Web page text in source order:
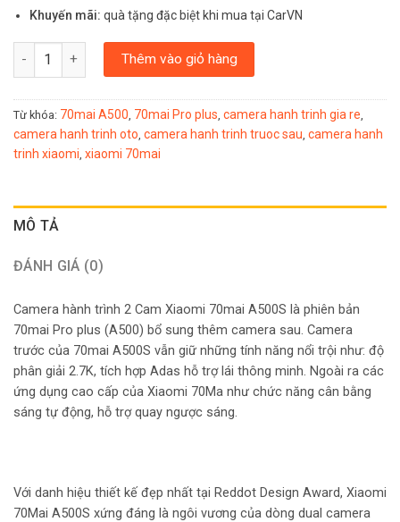
Khuyến mãi: quà tặng đặc biệt khi mua tại CarVN
CAMERA HÀNH TRÌNH XIAOMI 70MAI A500S - TÍCH HỢP CAM
Thêm vào giỏ hàng
Từ khóa: 70mai A500 70mai Pro plus camera hanh trinh gia re
camera hanh trinh oto camera hanh trinh truoc sau camera hanh
trinh xiaomi xiaomi 70mai
MÔ TẢ
ĐÁNH GIÁ (0)
Camera hành trình 2 Cam Xiaomi 70mai A500S là phiên bản
70mai Pro plus (A500) bổ sung thêm camera sau. Camera
trước của 70mai A500S vẫn giữ những tính năng nổi trội như: độ
phân giải 2.7K, tích hợp Adas hỗ trợ lái thông minh. Ngoài ra các
ứng dụng cao cấp của Xiaomi 70Ma như chức năng cân bằng
sáng tự động, hỗ trợ quay ngược sáng.
Với danh hiệu thiết kế đẹp nhất tại Reddot Design Award, Xiaomi
70Mai A500S xứng đáng là ngôi vương của dòng dual camera